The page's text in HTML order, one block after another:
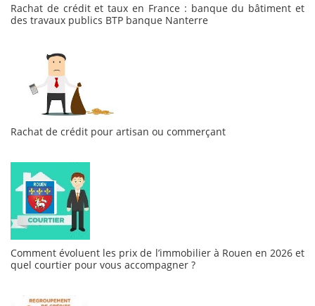
Rachat de crédit et taux en France : banque du bâtiment et
des travaux publics BTP banque Nanterre
Rachat de crédit pour artisan ou commerçant
Comment évoluent les prix de l’immobilier à Rouen en 2026 et
quel courtier pour vous accompagner ?